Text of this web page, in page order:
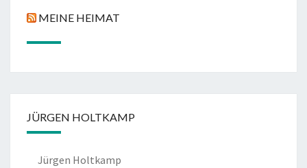
MEINE HEIMAT
JÜRGEN HOLTKAMP
Jürgen Holtkamp